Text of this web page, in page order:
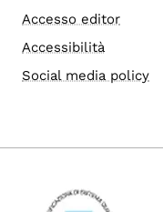
Accesso editor
Accessibilità
Social media policy